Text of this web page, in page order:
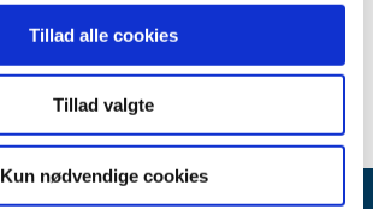
Tillad alle cookies
Tillad valgte
Kun nødvendige cookies